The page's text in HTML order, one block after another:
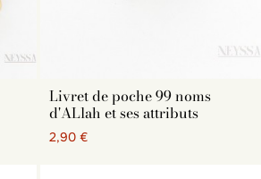
Livret de poche 99 noms
d'ALlah et ses attributs
2,90 €